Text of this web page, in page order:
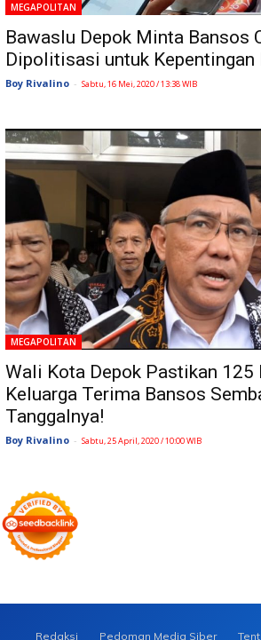
MEGAPOLITAN
Bawaslu Depok Minta Bansos
Dipolitisasi untuk
Boy Rivalino - Sabtu, 16 Mei, 2020 / 13:38 WIB
MEGAPOLITAN
Wali Kota Depok Pastikan 125
Keluarga Terima Bansos
Tanggalnya!
Boy Rivalino - Sabtu, 25 April, 2020 / 10:00 WIB
Redaksi Pedoman Media Siber